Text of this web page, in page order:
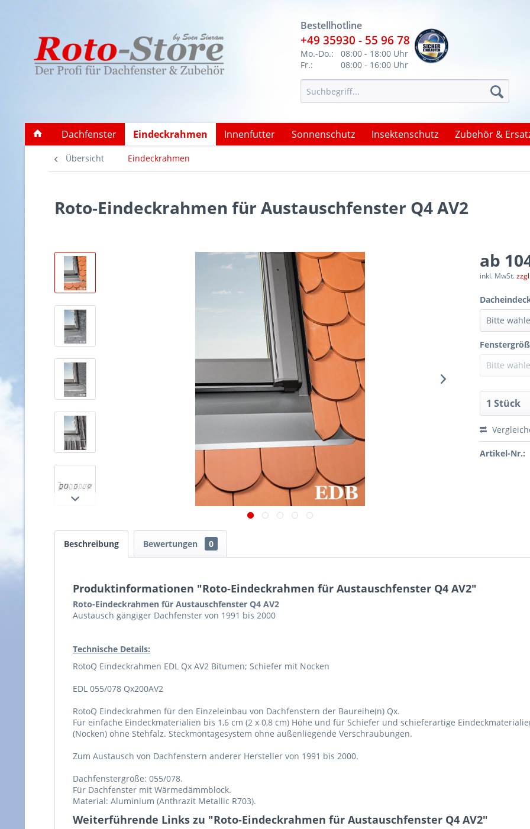
Bestellhotline
+49 35930 - 55 96 78
Mo.-Do.:
08:00 - 18:00 Uhr
Fr.:
08:00 - 16:00 Uhr
Dachfenster Eindeckrahmen Innenfutter Sonnenschutz Insektenschutz Zubehör &
Übersicht Eindeckrahmen
Roto-Eindeckrahmen für Austauschfenster Q4 AV2
ab
inkl. MwSt.
Artikel-Nr.:
Beschreibung Bewertungen 0
Produktinformationen "Roto-Eindeckrahmen für Austauschfenster Q4 AV2"
Roto-Eindeckrahmen für Austauschfenster Q4 AV2
Austausch gängiger Dachfenster von 1991 bis 2000
Technische Details:
RotoQ Eindeckrahmen EDL Qx AV2 Bitumen; Schiefer mit Nocken
EDL 055/078 Qx200AV2
RotoQ Eindeckrahmen für den Einzeleinbau von Dachfenstern der Baureihe(n) Qx.
Für einfache Eindeckmaterialien bis 1,6 cm (2 x 0,8 cm) Höhe und für Schiefer und schieferartige
(Nocken) ohne Stehfalz. Steckmontagesystem ohne außenliegende Verschraubungen.
Zum Austausch von Dachfenstern anderer Hersteller von 1991 bis 2000.
Dachfenstergröße: 055/078.
Für Dachfenster mit Wärmedämmblock.
Material: Aluminium (Anthrazit Metallic R703).
Weiterführende Links zu "Roto-Eindeckrahmen für Austauschfenster Q4 AV2"